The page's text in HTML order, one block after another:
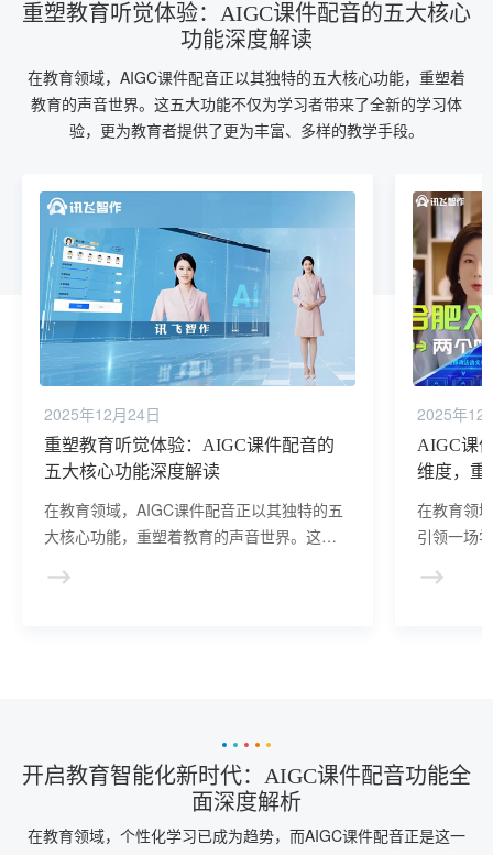
重塑教育听觉体验：AIGC课件配音的五大核心
功能深度解读
在教育领域，AIGC课件配音正以其独特的五大核心功能，重塑着
教育的声音世界。这五大功能不仅为学习者带来了全新的学习体
验，更为教育者提供了更为丰富、多样的教学手段。
2025年12月24日
重塑教育听觉体验：AIGC课件配音的
五大核心功能深度解读
在教育领域，AIGC课件配音正以其独特的五
大核心功能，重塑着教育的声音世界。这五
验，更为教育者提供了更为丰富、多样的教
2025年12
AIGC课
维度，重
在教育领
引领一场
习，更通
开启教育智能化新时代：AIGC课件配音功能全
面深度解析
在教育领域，个性化学习已成为趋势，而AIGC课件配音正是这一